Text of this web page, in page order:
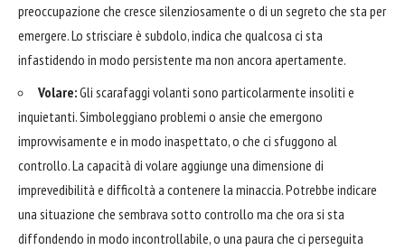
preoccupazione che cresce silenziosamente o di un segreto che sta per
emergere. Lo strisciare è subdolo, indica che qualcosa ci sta
infastidendo in modo persistente ma non ancora apertamente.
Volare:Gli scarafaggi volanti sono particolarmente insoliti e
inquietanti. Simboleggiano problemi o ansie che emergono
improvvisamente e in modo inaspettato, o che ci sfuggono al
controllo. La capacità di volare aggiunge una dimensione di
imprevedibilità e difficoltà a contenere la minaccia. Potrebbe indicare
una situazione che sembrava sotto controllo ma che ora si sta
diffondendo in modo incontrollabile, o una paura che ci perseguita